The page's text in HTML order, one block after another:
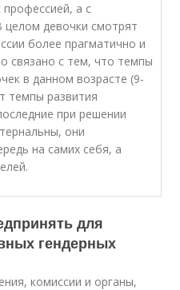
а с
девочки смотрят
более прагматично и
связано с тем, что темпы
в данном возрасте (9-
темпы развития
при решении
они
на самих себя, а
для
гендерных
комиссии и органы,